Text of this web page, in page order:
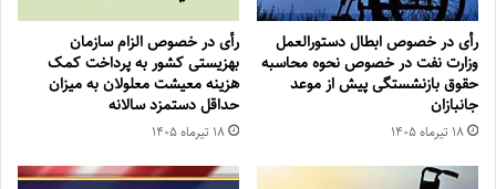
رأی در خصوص ابطال دستورالعمل
وزارت نفت در خصوص نحوه محاسبه
حقوق بازنشستگی پیش از موعد
جانبازان
۱۸ تیر‌ماه ۱۴۰۵
رأی در خصوص الزام سازمان
بهزیستی کشور به پرداخت کمک
هزینه معیشت معلولان به میزان
حداقل دستمزد سالانه
۱۸ تیر‌ماه ۱۴۰۵